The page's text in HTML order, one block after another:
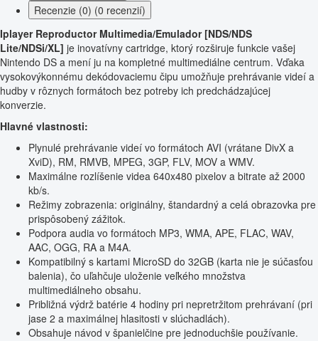
Recenzie (0) (0 recenzií)
Iplayer Reproductor Multimedia/Emulador [NDS/NDS
Lite/NDSi/XL] je inovatívny cartridge, ktorý rozširuje funkcie vašej
Nintendo DS a mení ju na kompletné multimediálne centrum. Vďaka
vysokovýkonnému dekódovaciemu čipu umožňuje prehrávanie videí a
hudby v rôznych formátoch bez potreby ich predchádzajúcej
konverzie.
Hlavné vlastnosti:
Plynulé prehrávanie videí vo formátoch AVI (vrátane DivX a
XviD), RM, RMVB, MPEG, 3GP, FLV, MOV a WMV.
Maximálne rozlíšenie videa 640x480 pixelov a bitrate až 2000
kb/s.
Režimy zobrazenia: originálny, štandardný a celá obrazovka pre
prispôsobený zážitok.
Podpora audia vo formátoch MP3, WMA, APE, FLAC, WAV,
AAC, OGG, RA a M4A.
Kompatibilný s kartami MicroSD do 32GB (karta nie je súčasťou
balenia), čo uľahčuje uloženie veľkého množstva
multimediálneho obsahu.
Približná výdrž batérie 4 hodiny pri nepretržitom prehrávaní (pri
jase 2 a maximálnej hlasitosti v slúchadlách).
Obsahuje návod v španielčine pre jednoduchšie používanie.